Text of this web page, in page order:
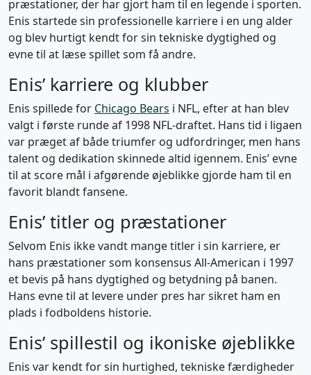
præstationer, der har gjort ham til en legende i sporten.
Enis startede sin professionelle karriere i en ung alder
og blev hurtigt kendt for sin tekniske dygtighed og
evne til at læse spillet som få andre.
Enis’ karriere og klubber
Enis spillede for Chicago Bears i NFL, efter at han blev
valgt i første runde af 1998 NFL-draftet. Hans tid i ligaen
var præget af både triumfer og udfordringer, men hans
talent og dedikation skinnede altid igennem. Enis’ evne
til at score mål i afgørende øjeblikke gjorde ham til en
favorit blandt fansene.
Enis’ titler og præstationer
Selvom Enis ikke vandt mange titler i sin karriere, er
hans præstationer som konsensus All-American i 1997
et bevis på hans dygtighed og betydning på banen.
Hans evne til at levere under pres har sikret ham en
plads i fodboldens historie.
Enis’ spillestil og ikoniske øjeblikke
Enis var kendt for sin hurtighed, tekniske færdigheder